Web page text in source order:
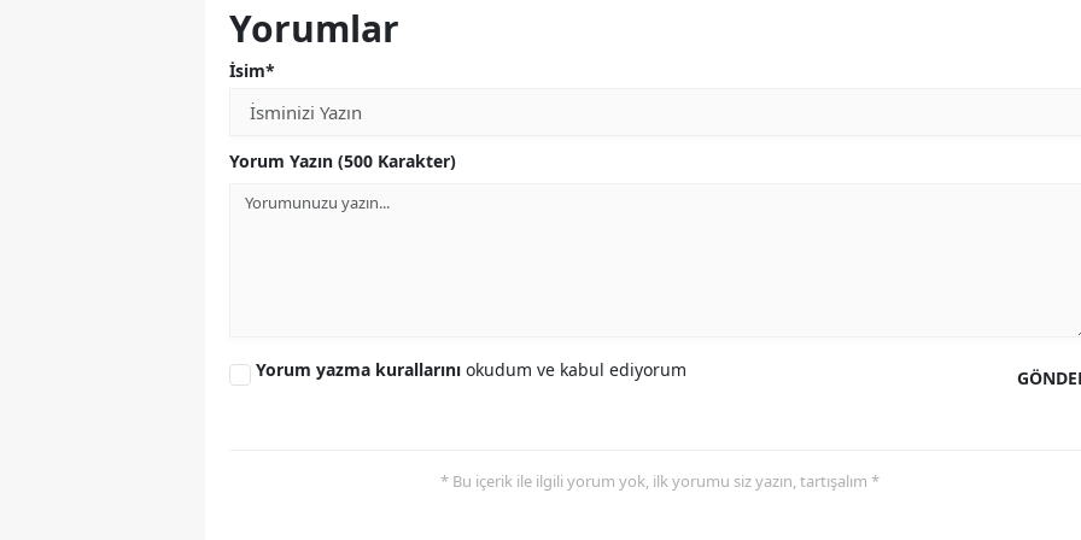
Yorumlar
İsim*
Yorum Yazın (500 Karakter)
Yorum yazma kurallarını okudum ve kabul ediyorum
* Bu içerik ile ilgili yorum yok, ilk yorumu siz yazın, tartışalım *